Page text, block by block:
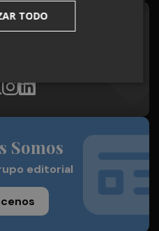
en redes
cualquier medio
Somos
editorial
TODO